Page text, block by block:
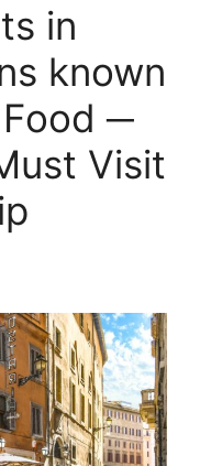
in
known
─
Visit